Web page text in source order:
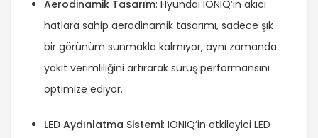
Aerodinamik Tasarım: Hyundai IONIQ’in akıcı
hatlara sahip aerodinamik tasarımı, sadece şık
bir görünüm sunmakla kalmıyor, aynı zamanda
yakıt verimliliğini artırarak sürüş performansını
optimize ediyor.
LED Aydınlatma Sistemi: IONIQ’in etkileyici LED